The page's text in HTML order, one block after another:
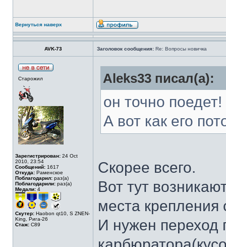
Вернуться наверх
AVK-73 Заголовок сообщения: Re: Вопросы новичка
Старожил
Зарегистрирован: 24 Oct
2010, 23:54
Сообщений: 1617
Откуда: Раменское
Поблагодарил: раз(а)
Поблагодарили: раз(а)
Медали: 4
Скутер: Haobon qt10, S ZNEN-
King, Рига-26
Стаж: C89
Aleks33 писал(а):
он точно поедет!
А вот как его
Скорее всего.
Вот тут
места крепления
И нужен переход